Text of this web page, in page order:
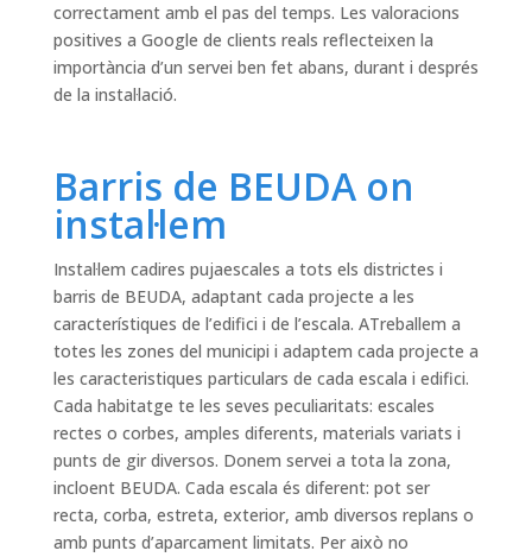
correctament amb el pas del temps. Les valoracions
positives a Google de clients reals reflecteixen la
importància d’un servei ben fet abans, durant i després
de la instal·lació.
Barris de BEUDA on
instal·lem
Instal·lem cadires pujaescales a tots els districtes i
barris de BEUDA, adaptant cada projecte a les
característiques de l’edifici i de l’escala. ATreballem a
totes les zones del municipi i adaptem cada projecte a
les caracteristiques particulars de cada escala i edifici.
Cada habitatge te les seves peculiaritats: escales
rectes o corbes, amples diferents, materials variats i
punts de gir diversos. Donem servei a tota la zona,
incloent BEUDA. Cada escala és diferent: pot ser
recta, corba, estreta, exterior, amb diversos replans o
amb punts d’aparcament limitats. Per això no